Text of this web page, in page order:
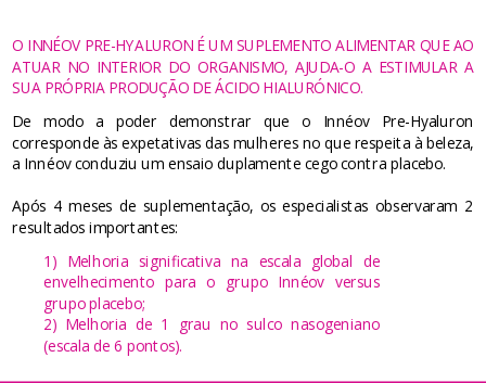
O INNÉOV PRE-HYALURON É UM SUPLEMENTO ALIMENTAR QUE AO
ATUAR NO INTERIOR DO ORGANISMO, AJUDA-O A ESTIMULAR A
SUA PRÓPRIA PRODUÇÃO DE ÁCIDO HIALURÓNICO.
De modo a poder demonstrar que o Innéov Pre-Hyaluron
corresponde às expetativas das mulheres no que respeita à beleza,
a Innéov conduziu um ensaio duplamente cego contra placebo.
Após 4 meses de suplementação, os especialistas observaram 2
resultados importantes:
1) Melhoria significativa na escala global de
envelhecimento para o grupo Innéov versus
grupo placebo;
2) Melhoria de 1 grau no sulco nasogeniano
(escala de 6 pontos).